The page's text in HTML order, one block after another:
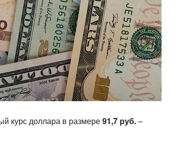
курс доллара в размере91,7 руб.–